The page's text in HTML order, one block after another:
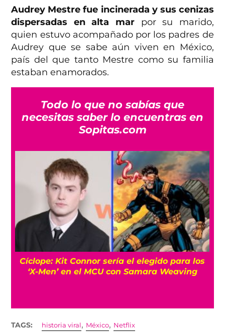
Audrey Mestre fue incinerada y sus cenizas
dispersadas en alta mar por su marido,
quien estuvo acompañado por los padres de
Audrey que se sabe aún viven en México,
país del que tanto Mestre como su familia
estaban enamorados.
Todo lo que no sabías que
necesitas saber lo encuentras en
Sopitas.com
‘Primetime’: La historia real detrás de la
película de Robert Pattinson sobre ‘To Catch
TAGS: historia viral , México, Netflix